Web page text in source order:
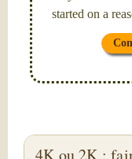
started on a
4K ou 2K :